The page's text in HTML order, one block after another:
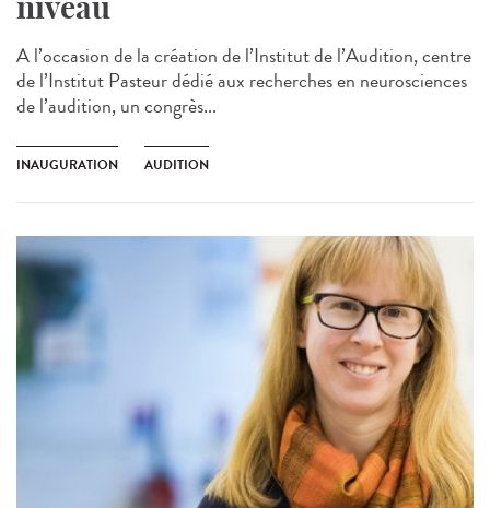
A l’occasion de la création de l’Institut de l’Audition, centre
de l’Institut Pasteur dédié aux recherches en neurosciences
de l’audition, un congrès...
INAUGURATION AUDITION